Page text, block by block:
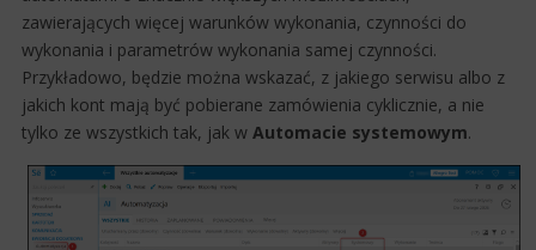
zawierających więcej warunków wykonania, czynności do
wykonania i parametrów wykonania samej czynności.
Przykładowo, będzie można wskazać, z jakiego serwisu albo z
jakich kont mają być pobierane zamówienia cyklicznie, a nie
tylko ze wszystkich tak, jak w Automacie systemowym.